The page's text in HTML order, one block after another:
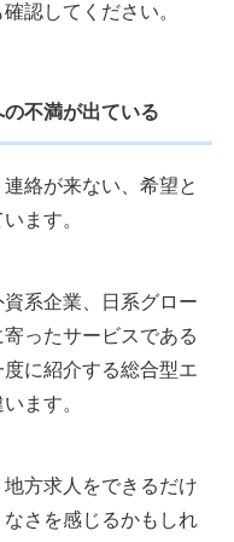
認してください。
不満が出ている
絡が来ない、希望と
ます。
系企業、日系グロー
ったサービスである
に紹介する総合型エ
ます。
方求人をできるだけ
さを感じるかもしれ